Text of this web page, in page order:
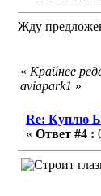
Жду
« Крайнее
aviapark1 »
Re: Куплю
« Ответ #4 :